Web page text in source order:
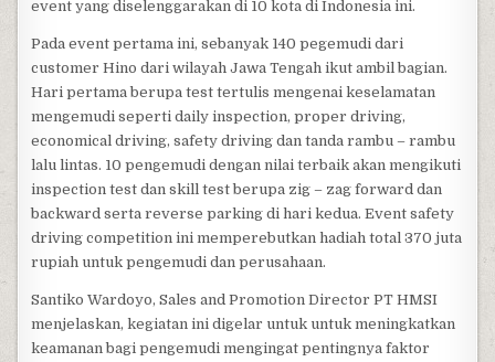
event yang diselenggarakan di 10 kota di Indonesia ini.
Pada event pertama ini, sebanyak 140 pegemudi dari
customer Hino dari wilayah Jawa Tengah ikut ambil bagian.
Hari pertama berupa test tertulis mengenai keselamatan
mengemudi seperti daily inspection, proper driving,
economical driving, safety driving dan tanda rambu – rambu
lalu lintas. 10 pengemudi dengan nilai terbaik akan mengikuti
inspection test dan skill test berupa zig – zag forward dan
backward serta reverse parking di hari kedua. Event safety
driving competition ini memperebutkan hadiah total 370 juta
rupiah untuk pengemudi dan perusahaan.
Santiko Wardoyo, Sales and Promotion Director PT HMSI
menjelaskan, kegiatan ini digelar untuk untuk meningkatkan
keamanan bagi pengemudi mengingat pentingnya faktor